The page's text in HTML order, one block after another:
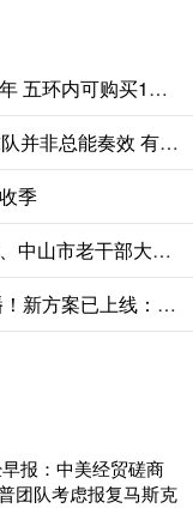
股票配资交流 北京：非京籍买房社保一年 五环内可购买1套商品住房 五环外不限购买套数
正规配资平台 保罗：在NBA组建超级球队并非总能奏效 有太多心理变化需要处理
季
配资安全炒股配资门户 中山市军休大学、中山市老干部大学军休分校2026年春季招生简章
配资查查 曝2027年乐透抽签将改为直播！新方案已上线：5月29日投票表决
报：中美经贸磋商
团队考虑报复马斯克